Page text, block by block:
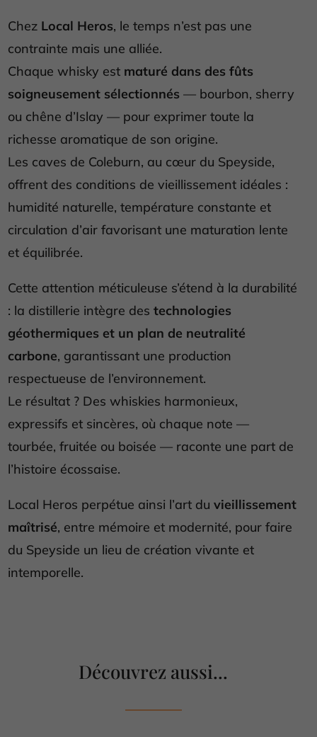
Chez Local Heros, le temps n’est pas une
contrainte mais une alliée.
Chaque whisky est maturé dans des fûts
soigneusement sélectionnés— bourbon, sherry
ou chêne d’Islay — pour exprimer toute la
richesse aromatique de son origine.
Les caves de Coleburn, au cœur du Speyside,
offrent des conditions de vieillissement idéales :
humidité naturelle, température constante et
circulation d’air favorisant une maturation lente
et équilibrée.
Cette attention méticuleuse s’étend à la durabilité
: la distillerie intègre des technologies
géothermiques et un plan de neutralité
carbone, garantissant une production
respectueuse de l’environnement.
Le résultat ? Des whiskies harmonieux,
expressifs et sincères, où chaque note —
tourbée, fruitée ou boisée — raconte une part de
l’histoire écossaise.
Local Heros perpétue ainsi l’art du vieillissement
maîtrisé, entre mémoire et modernité, pour faire
du Speyside un lieu de création vivante et
intemporelle.
Découvrez aussi...